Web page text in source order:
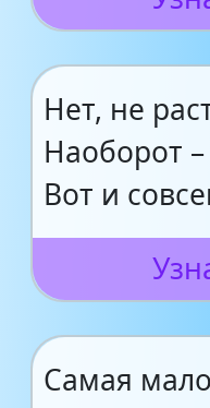
Нет, не
Наоборот –
Вот и
Самая